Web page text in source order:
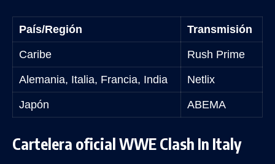
País/Región Transmisión
Caribe Rush Prime
Alemania, Italia, Francia, India Netlix
Japón ABEMA
Cartelera oficial WWE Clash In Italy